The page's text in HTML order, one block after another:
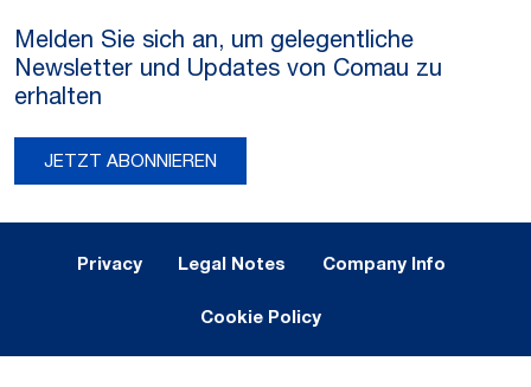
Melden Sie sich an, um gelegentliche
Newsletter und Updates von Comau zu
erhalten
JETZT ABONNIEREN
Privacy Legal Notes Company Info
Cookie Policy